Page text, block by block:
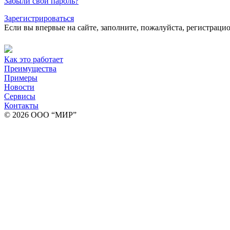
Зарегистрироваться
Если вы впервые на сайте, заполните, пожалуйста,
Как это работает
Преимущества
Примеры
Новости
Сервисы
Контакты
© 2026 ООО “МИР”